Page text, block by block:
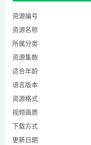
资源编号
资源名称
所属分类
资源集数
适合年龄
语言版本
资源格式
视频画质
下载方式
更新日期